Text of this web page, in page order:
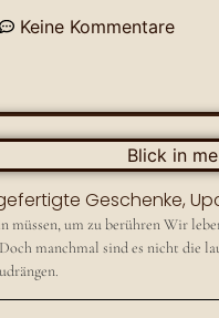
Keine Kommentare
Geschenke,
müssen, um zu berühren Wir
manchmal sind es nicht die